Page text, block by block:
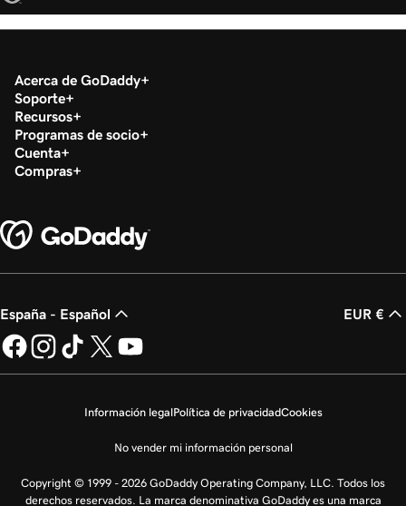
Acerca de GoDaddy
Soporte
Recursos
Programas de socio
Cuenta
Compras
España - Español EUR €
Información legalPolítica de privacidadCookies
No vender mi información personal
Copyright © 1999 - 2026 GoDaddy Operating Company, LLC. Todos los
derechos reservados. La marca denominativa GoDaddy es una marca